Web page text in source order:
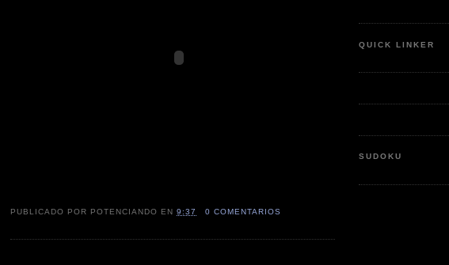
PUBLICADO POR POTENCIANDO EN9:37 0 COMENTARIOS
QUICK LINKER
SUDOKU